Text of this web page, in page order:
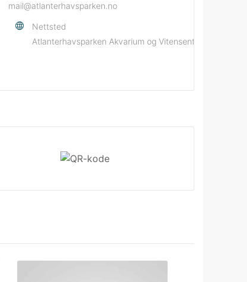
mail@atlanterhavsparken.no
Nettsted
Atlanterhavsparken Akvarium og Vitensenter